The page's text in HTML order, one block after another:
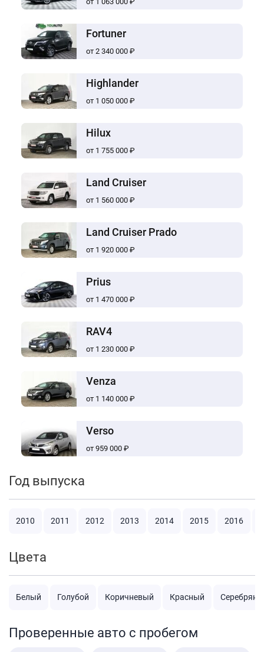
Fortuner
от 2 340 000 ₽
Highlander
от 1 050 000 ₽
Hilux
от 1 755 000 ₽
Land Cruiser
от 1 560 000 ₽
Land Cruiser Prado
от 1 920 000 ₽
Prius
от 1 470 000 ₽
RAV4
от 1 230 000 ₽
Venza
от 1 140 000 ₽
Verso
от 959 000 ₽
Год выпуска
2010 2011 2012 2013 2014 2015 2016
Цвета
Белый Голубой Коричневый Красный
Проверенные авто с пробегом